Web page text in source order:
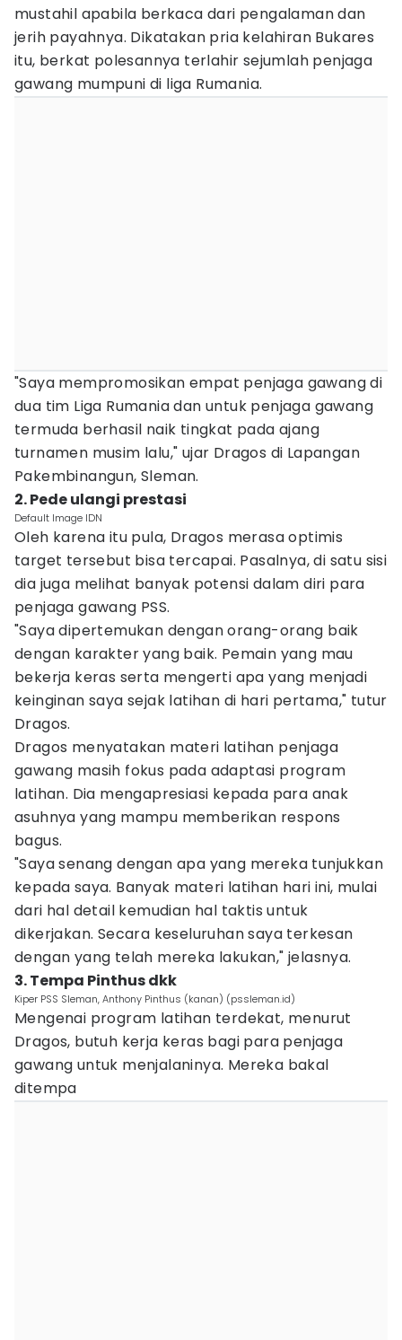
mustahil apabila berkaca dari pengalaman dan
jerih payahnya. Dikatakan pria kelahiran Bukares
itu, berkat polesannya terlahir sejumlah penjaga
gawang mumpuni di liga Rumania.
"Saya mempromosikan empat penjaga gawang di
dua tim Liga Rumania dan untuk penjaga gawang
termuda berhasil naik tingkat pada ajang
turnamen musim lalu," ujar Dragos di Lapangan
Pakembinangun, Sleman.
2. Pede ulangi prestasi
Default Image IDN
Oleh karena itu pula, Dragos merasa optimis
target tersebut bisa tercapai. Pasalnya, di satu sisi
dia juga melihat banyak potensi dalam diri para
penjaga gawang PSS.
"Saya dipertemukan dengan orang-orang baik
dengan karakter yang baik. Pemain yang mau
bekerja keras serta mengerti apa yang menjadi
keinginan saya sejak latihan di hari pertama," tutur
Dragos.
Dragos menyatakan materi latihan penjaga
gawang masih fokus pada adaptasi program
latihan. Dia mengapresiasi kepada para anak
asuhnya yang mampu memberikan respons
bagus.
"Saya senang dengan apa yang mereka tunjukkan
kepada saya. Banyak materi latihan hari ini, mulai
dari hal detail kemudian hal taktis untuk
dikerjakan. Secara keseluruhan saya terkesan
dengan yang telah mereka lakukan," jelasnya.
3. Tempa Pinthus dkk
Kiper PSS Sleman, Anthony Pinthus (kanan) (pssleman.id)
Mengenai program latihan terdekat, menurut
Dragos, butuh kerja keras bagi para penjaga
gawang untuk menjalaninya. Mereka bakal
ditempa